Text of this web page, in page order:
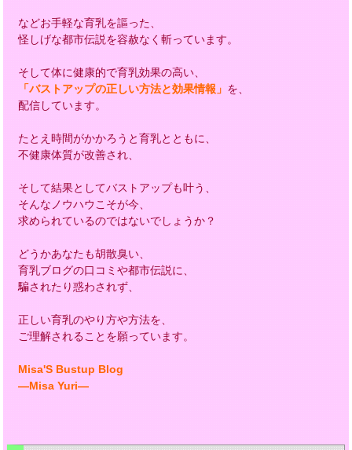
などお手軽な育乳を謳った、
怪しげな都市伝説を容赦なく斬っています。
そして体に健康的で育乳効果の高い、
「バストアップの正しい方法と効果情報」 を、
配信しています。
たとえ時間がかかろうと育乳とともに、
不健康体質が改善され、
そして結果としてバストアップも叶う、
そんなノウハウこそが今、
求められているのではないでしょうか？
どうかあなたも胡散臭い、
育乳ブログの口コミや都市伝説に、
騙されたり惑わされず、
正しい育乳のやり方や方法を、
ご理解されることを願っています。
Misa'S Bustup Blog
―Misa Yuri―